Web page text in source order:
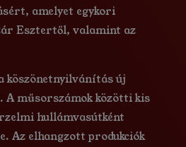
amelyet egykori
Esztertől, valamint az
köszönetnyilvánítás új
műsorszámok közötti kis
hullámvasútként
Az elhangzott produkciók